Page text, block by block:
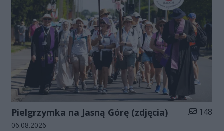
Pielgrzymka na Jasną Górę (zdjęcia) Liczba
148
Data dodania galerii:
06.08.2026